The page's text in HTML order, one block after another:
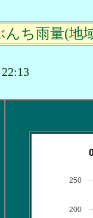
んち雨量(地
刻 22:13
200
250